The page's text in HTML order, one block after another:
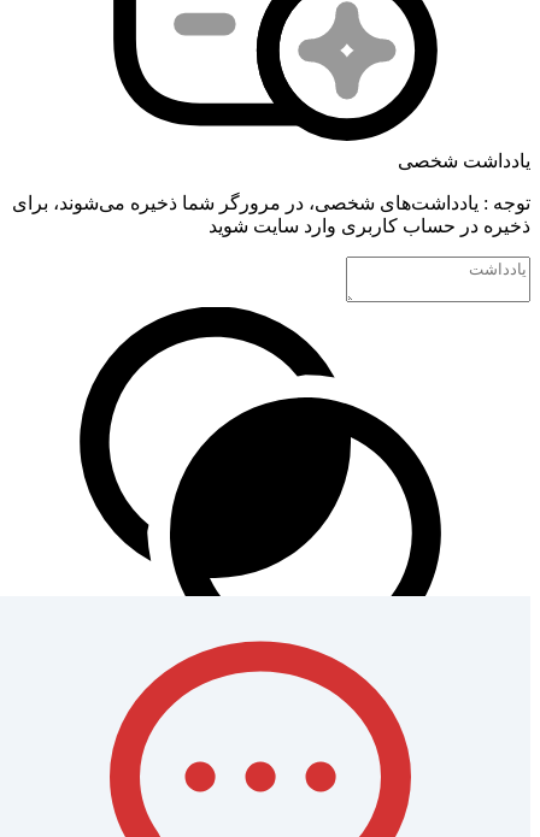
یادداشت شخصی
توجه : یادداشت‌های شخصی، در مرورگر شما ذخیره می‌شوند، برای
ذخیره در حساب کاربری وارد سایت شوید
آگهی‌های مشابه و مرتبط
بیمه شخص ثالث انواع خودروهای سایپا با
بهترین خدمات